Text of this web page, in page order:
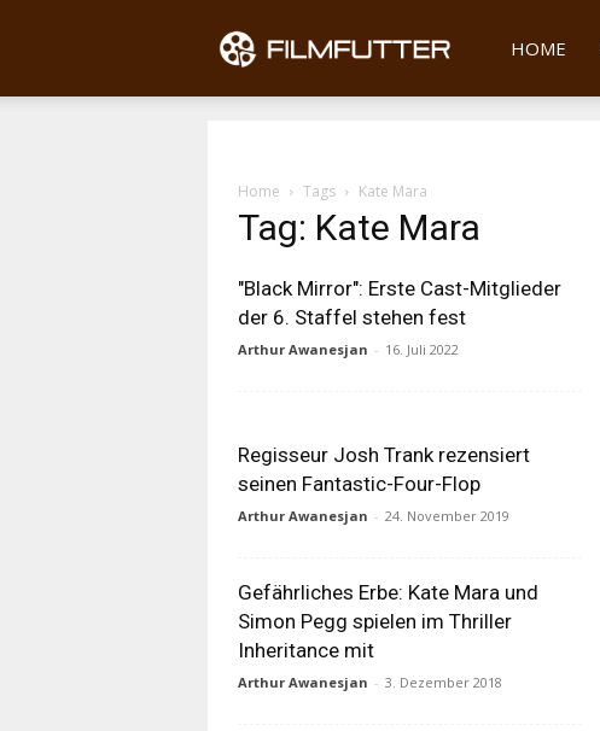
Filmfutter
HOME
Home Tags Kate Mara
Tag: Kate Mara
"Black Mirror": Erste Cast-Mitglieder
der 6. Staffel stehen fest
Arthur Awanesjan - 16. Juli 2022
Regisseur Josh Trank rezensiert
seinen Fantastic-Four-Flop
Arthur Awanesjan - 24. November 2019
Gefährliches Erbe: Kate Mara und
Simon Pegg spielen im Thriller
Inheritance mit
Arthur Awanesjan - 3. Dezember 2018